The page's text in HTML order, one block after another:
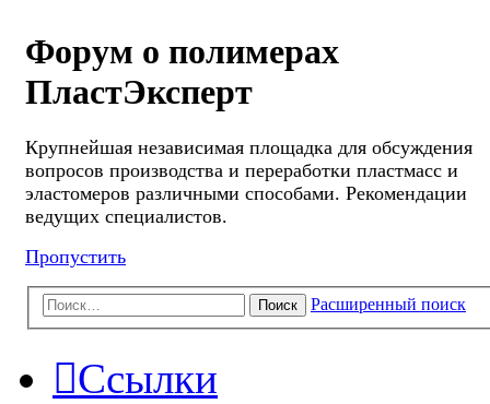
Форум о полимерах
ПластЭксперт
Крупнейшая независимая площадка для обсуждения
вопросов производства и переработки пластмасс и
эластомеров различными способами. Рекомендации
ведущих специалистов.
Пропустить
Поиск Расширенный поиск
Ссылки